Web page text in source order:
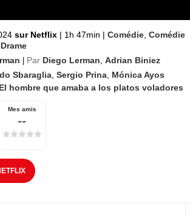
sur Netflix | 1h 47min | Comédie Comédie
Drame
| Par Diego Lerman Adrian Biniez
Sbaraglia Sergio Prina Mónica Ayos
El hombre que amaba a los platos voladores
Mes amis
--